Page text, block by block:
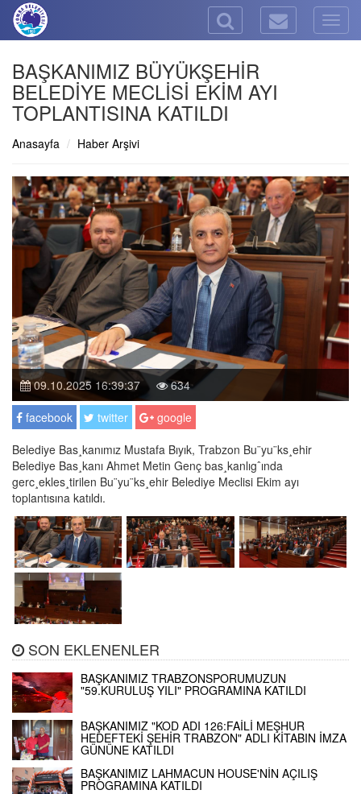
BAŞKANIMIZ BÜYÜKŞEHİR
BELEDİYE MECLİSİ EKİM AYI
TOPLANTISINA KATILDI
Anasayfa Haber Arşivi
09.10.2025 16:39:37
634
facebook
twitter
google
Belediye Bas¸kanımız Mustafa Bıyık, Trabzon Bu¨yu¨ks¸ehir
Belediye Bas¸kanı Ahmet Metin Genç bas¸kanlıgˆında
gerc¸ekles¸tirilen Bu¨yu¨ks¸ehir Belediye Meclisi Ekim ayı
toplantısına katıldı.
SON EKLENENLER
BAŞKANIMIZ TRABZONSPORUMUZUN
"59.KURULUŞ YILI" PROGRAMINA KATILDI
BAŞKANIMIZ "KOD ADI 126:FAİLİ MEŞHUR
HEDEFTEKİ ŞEHİR TRABZON" ADLI KİTABIN İMZA
GÜNÜNE KATILDI
BAŞKANIMIZ LAHMACUN HOUSE'NİN AÇILIŞ
PROGRAMINA KATILDI